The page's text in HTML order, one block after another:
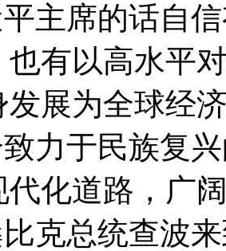
主席的话自
也有以高水平
发展为全球经
力于民族复
代化道路，广
克总统查波